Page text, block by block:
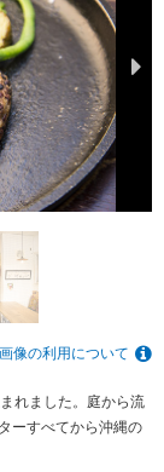
画像の利用について
れました。庭から流
ーすべてから沖縄の